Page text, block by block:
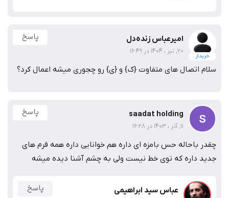
خریدار
امیرعباس زنده‌دل
20, تیر ، 1404 در 16:49
پاسخ
سلام اتصال های متفاوت {ک} و {ی} رو چجوری میشه اعمال کرد؟
saadat holding
11, آذر ، 1403 در 16:28
پاسخ
چقدر باحاله حس بامزه ای داره هم خوانایی داره همه فرم های
جدید داره که توی خط نیست ولی به چشم آشنا دیده میشه
عباس سید ابراهیمی پاسخ